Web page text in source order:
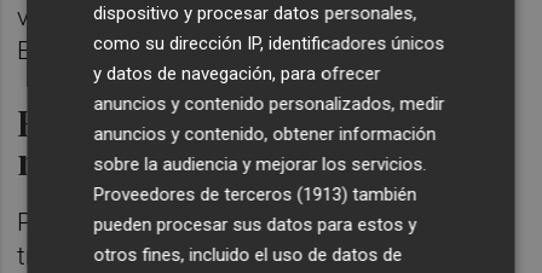
vinculadas a aportaciones de la Unión
Europea.
El Gobierno destina 35
millones a carreteras
Por su parte, elGobierno centralcasi ha
triplicado su inversión en la provincia de
dispositivo y procesar datos personales,
como su dirección IP, identificadores únicos
y datos de navegación, para ofrecer
anuncios y contenido personalizados, medir
anuncios y contenido, obtener información
sobre la audiencia y mejorar los servicios.
Proveedores de terceros (1913) también
pueden procesar sus datos para estos y
otros fines, incluido el uso de datos de